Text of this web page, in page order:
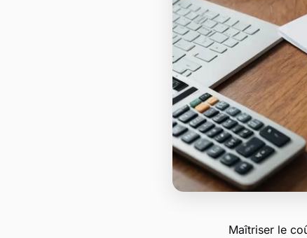
Maîtriser le